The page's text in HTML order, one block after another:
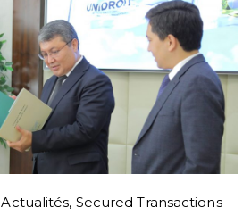
Actualités, Secured Transactions